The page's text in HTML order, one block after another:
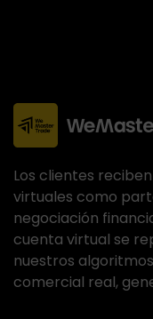
Los clientes
virtuales como
negociación
cuenta virtual se
nuestros
comercial real,